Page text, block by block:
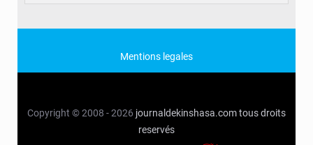
Mentions legales
Copyright © 2008 - 2026 journaldekinshasa.comtous droits
reservés